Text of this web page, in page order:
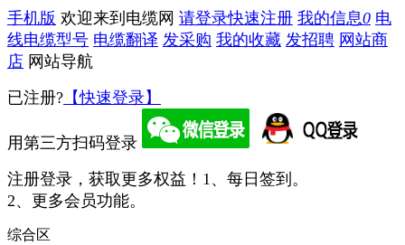
手机版 欢迎来到电缆网 请登录快速注册 我的信息0 电
线电缆型号 电缆翻译 发采购 我的收藏 发招聘 网站商
店 网站导航
已注册? 【快速登录】
用第三方扫码登录
注册登录，获取更多权益！ 1、每日签到。
2、更多会员功能。
综合区